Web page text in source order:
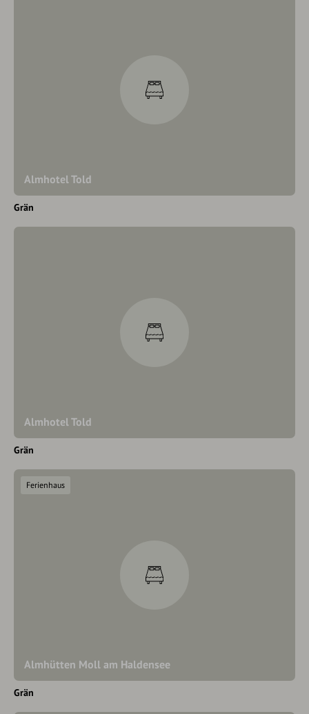
Almhotel Told
Grän
Almhotel Told
Grän
Almhütten Moll am Haldensee
Ferienhaus
Grän